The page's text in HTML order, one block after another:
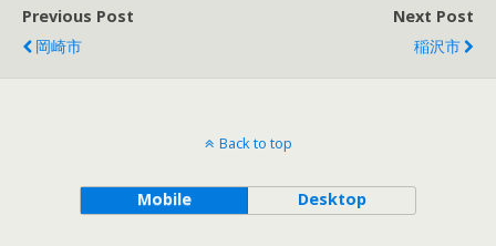
Previous Post
岡崎市
Next Post
稲沢市
Back to top
Mobile Desktop